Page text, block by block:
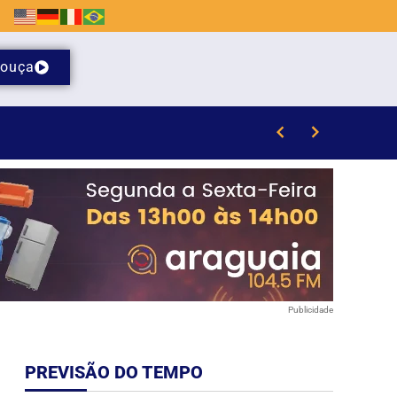
ouça
Publicidade
PREVISÃO DO TEMPO